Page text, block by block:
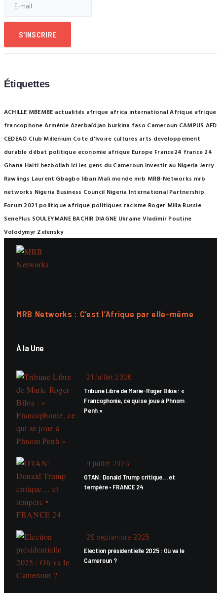
S'INSCRIRE
Étiquettes
ACHILLE MBEMBE actualités afrique africa internationalAfrique afrique
francophoneArménieAzerbaïdjan burkina faso Cameroun CAMPUS AFD
CEDEAO Club Millenium Cote d'Ivoire cultures arts developpement
durable débat politique economie afrique Europe France24 france 24
Ghana Haiti hezbollah Ici les gens du Cameroun Investir au Nigeria Jerry
Rawlings Laurent Gbagbo libanMali monde mrb MRB-Networks mrb
networks Nigeria Business Council Nigeria International Partnership
Forum 2021 politique afrique politiques racisme Roger Milla Russie
SenePlus SOULEYMANE BACHIR DIAGNE UkraineVladimir Poutine
Volodymyr Zelensky
MRB Networks : C’est l’Afrique par elle-même
À la Une
21 juillet 2026
Tribune Libre de Marie-Roger Biloa : «
Francophonie, ce qui se joue à Phnom
Penh »
9 juillet 2026
OTAN: Donald Trump critique… et
tempère • FRANCE 24
29 septembre 2025
Election présidentielle 2025 : Où va le
Cameroun ?